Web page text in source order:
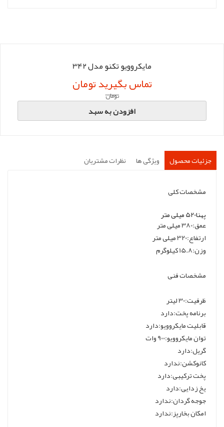
مایکروویو تکنو مدل 342
تماس بگیرید تومان
تومان
افزودن به سبد
جزئیات محصول ویژگی ها نظرات مشتریان
مشخصات کلی
پهنا520 میلی‌ متر
عمق:380 میلی‌ متر
ارتفاع:320 میلی‌ متر
وزن:15.8 کیلوگرم
مشخصات فنی
ظرفیت:30 لیتر
برنامه پخت:دارد
قابلیت مایکروویو:دارد
توان مایکروویو:900 وات
گریل:دارد
کانوکشن:ندارد
پخت ترکیبی:دارد
یخ زدایی:دارد
جوجه گردان:ندارد
امکان بخارپز:ندارد